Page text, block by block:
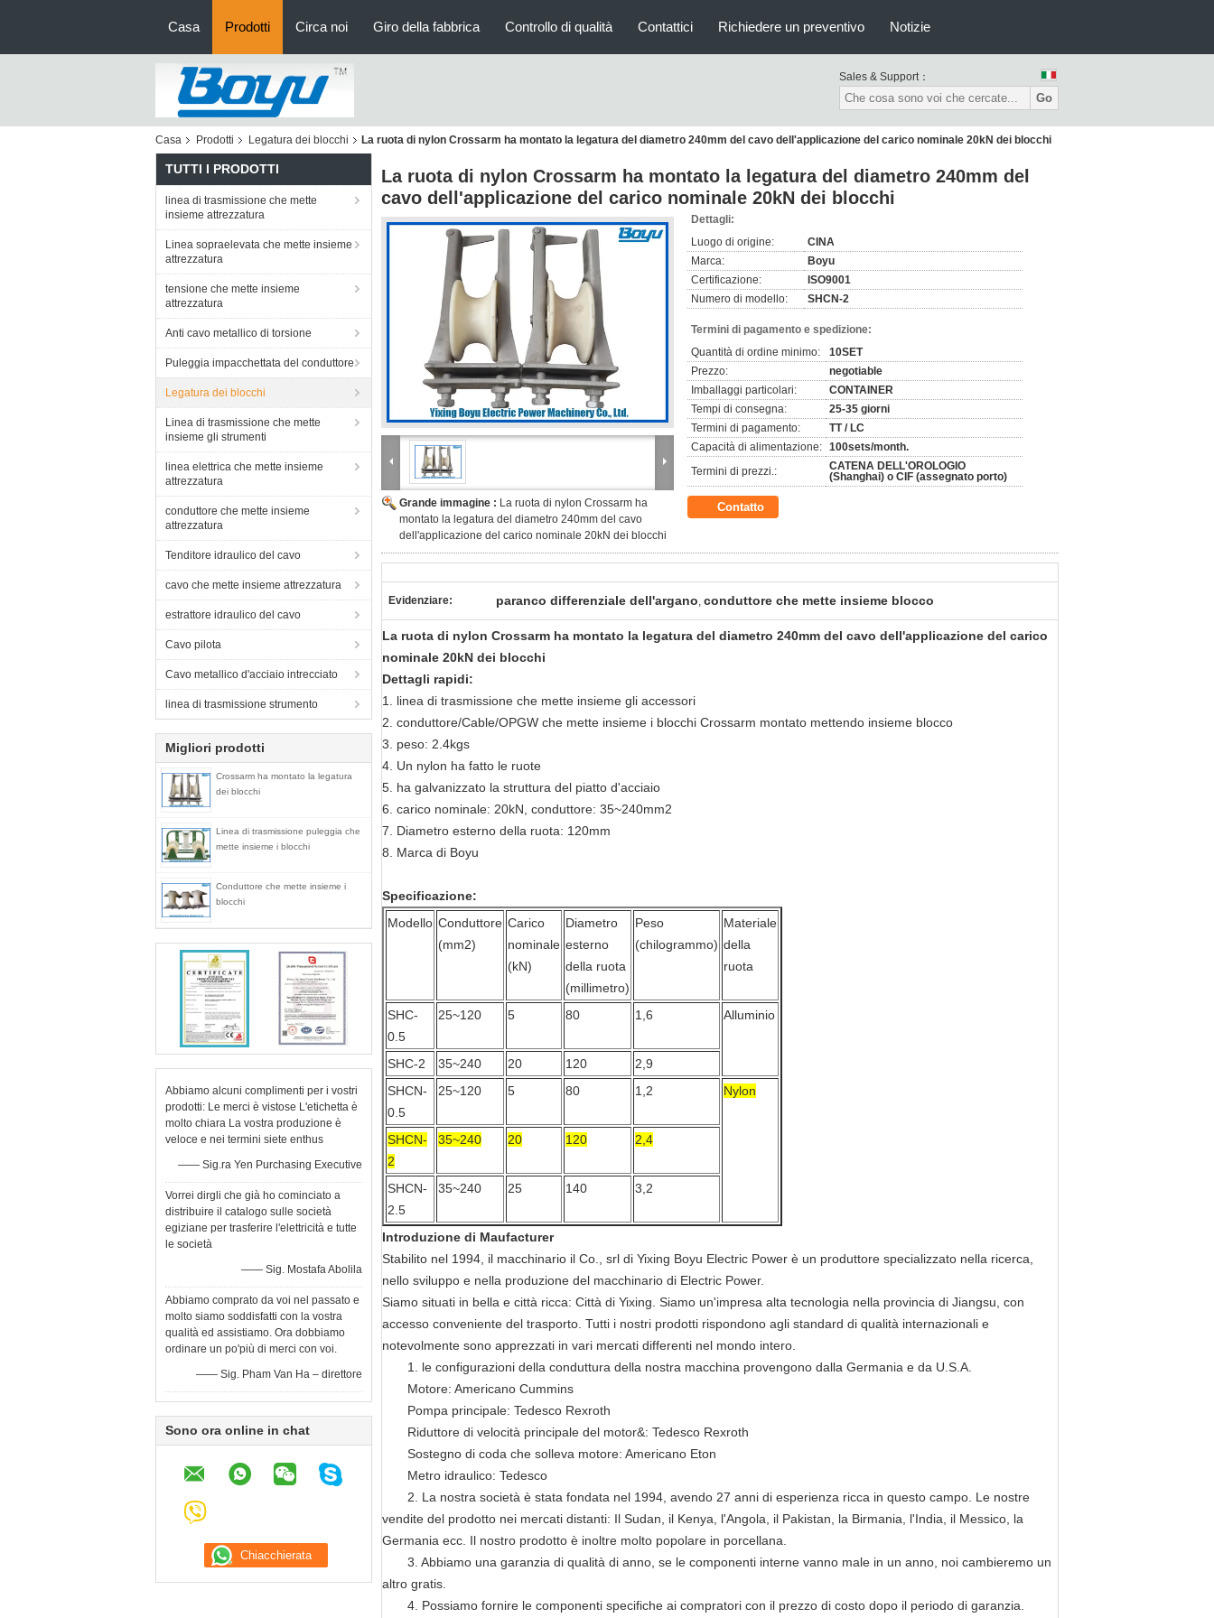
Casa Prodotti Circa noi Giro della fabbrica Controllo di qualità Contattici Richiedere un preventivo Notizie
Sales & Support：
Go
Casa Prodotti Legatura dei blocchi La ruota di nylon Crossarm ha montato la legatura del diametro 240mm del cavo dell'applicazione del carico nominale 20kN dei blocchi
TUTTI I PRODOTTI
linea di trasmissione che mette
insieme attrezzatura
Linea sopraelevata che mette insieme
attrezzatura
tensione che mette insieme
attrezzatura
Anti cavo metallico di torsione
Puleggia impacchettata del conduttore
Legatura dei blocchi
Linea di trasmissione che mette
insieme gli strumenti
linea elettrica che mette insieme
attrezzatura
conduttore che mette insieme
attrezzatura
Tenditore idraulico del cavo
cavo che mette insieme attrezzatura
estrattore idraulico del cavo
Cavo pilota
Cavo metallico d'acciaio intrecciato
linea di trasmissione strumento
Migliori prodotti
Crossarm ha montato la legatura
dei blocchi
Linea di trasmissione puleggia che
mette insieme i blocchi
Conduttore che mette insieme i
blocchi
Abbiamo alcuni complimenti per i vostri
prodotti: Le merci è vistose L'etichetta è
molto chiara La vostra produzione è
veloce e nei termini siete enthus
—— Sig.ra Yen Purchasing Executive
Vorrei dirgli che già ho cominciato a
distribuire il catalogo sulle società
egiziane per trasferire l'elettricità e tutte
le società
—— Sig. Mostafa Abolila
Abbiamo comprato da voi nel passato e
molto siamo soddisfatti con la vostra
qualità ed assistiamo. Ora dobbiamo
ordinare un po'più di merci con voi.
—— Sig. Pham Van Ha – direttore
Sono ora online in chat
La ruota di nylon Crossarm ha montato la legatura del diametro 240mm del
cavo dell'applicazione del carico nominale 20kN dei blocchi
Grande immagine : La ruota di nylon Crossarm ha
montato la legatura del diametro 240mm del cavo
dell'applicazione del carico nominale 20kN dei blocchi
Dettagli:
Luogo di origine:
CINA
Marca:
Boyu
Certificazione:
ISO9001
Numero di modello:
SHCN-2
Termini di pagamento e spedizione:
Quantità di ordine minimo:
10SET
Prezzo:
negotiable
Imballaggi particolari:
CONTAINER
Tempi di consegna:
25-35 giorni
Termini di pagamento:
TT / LC
Capacità di alimentazione: 100sets/month.
Termini di prezzi.:
CATENA DELL'OROLOGIO
(Shanghai) o CIF (assegnato porto)
Contatto
Evidenziare: paranco differenziale dell'argano, conduttore che mette insieme blocco
La ruota di nylon Crossarm ha montato la legatura del diametro 240mm del cavo dell'applicazione del carico
nominale 20kN dei blocchi
Dettagli rapidi:
1. linea di trasmissione che mette insieme gli accessori
2. conduttore/Cable/OPGW che mette insieme i blocchi Crossarm montato mettendo insieme blocco
3. peso: 2.4kgs
4. Un nylon ha fatto le ruote
5. ha galvanizzato la struttura del piatto d'acciaio
6. carico nominale: 20kN, conduttore: 35~240mm2
7. Diametro esterno della ruota: 120mm
8. Marca di Boyu
Specificazione:
Modello Conduttore
(mm2)
Carico
nominale
(kN)
Diametro
esterno
della ruota
(millimetro)
Peso
(chilogrammo)
Materiale
della
ruota
SHC-
0.5
25~120 5 80 1,6 Alluminio
SHC-2 35~240 20 120
2,9
SHCN-
0.5
25~120 5 80 1,2 Nylon
SHCN-
2
35~240 20 120 2,4
SHCN-
2.5
35~240 25 140 3,2
Introduzione di Maufacturer
Stabilito nel 1994, il macchinario il Co., srl di Yixing Boyu Electric Power è un produttore specializzato nella ricerca,
nello sviluppo e nella produzione del macchinario di Electric Power.
Siamo situati in bella e città ricca: Città di Yixing. Siamo un'impresa alta tecnologia nella provincia di Jiangsu, con
accesso conveniente del trasporto. Tutti i nostri prodotti rispondono agli standard di qualità internazionali e
notevolmente sono apprezzati in vari mercati differenti nel mondo intero.
1. le configurazioni della conduttura della nostra macchina provengono dalla Germania e da U.S.A.
Motore: Americano Cummins
Pompa principale: Tedesco Rexroth
Riduttore di velocità principale del motor&: Tedesco Rexroth
Sostegno di coda che solleva motore: Americano Eton
Metro idraulico: Tedesco
2. La nostra società è stata fondata nel 1994, avendo 27 anni di esperienza ricca in questo campo. Le nostre
vendite del prodotto nei mercati distanti: Il Sudan, il Kenya, l'Angola, il Pakistan, la Birmania, l'India, il Messico, la
Germania ecc. Il nostro prodotto è inoltre molto popolare in porcellana.
3. Abbiamo una garanzia di qualità di anno, se le componenti interne vanno male in un anno, noi cambieremo un
altro gratis.
4. Possiamo fornire le componenti specifiche ai compratori con il prezzo di costo dopo il periodo di garanzia.